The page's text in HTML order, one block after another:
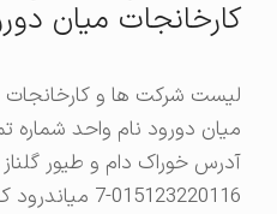
کارخانجات میان دورود
لیست شرکت ها و کارخانجات
میان دورود نام واحد شماره تماس
آدرس خوراک دام و طیور گلناز
015123220116-7 میاندرود ک 3